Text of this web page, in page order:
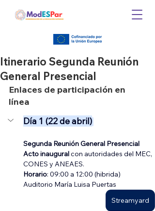
Itinerario Segunda Reunión
General Presencial
Enlaces de participación en
línea
Día 1 (22 de abril)
Segunda Reunión General Presencial
Acto inaugural con autoridades del MEC,
CONES y ANEAES.
Horario: 09:00 a 12:00 (hibrida)
Auditorio María Luisa Puertas
Streamyard